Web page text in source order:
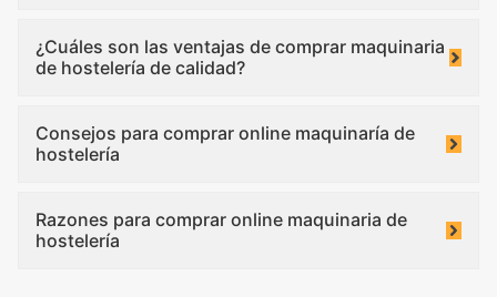
¿Cuáles son las ventajas de comprar maquinaria
de hostelería de calidad?
Consejos para comprar online maquinaría de
hostelería
Razones para comprar online maquinaria de
hostelería